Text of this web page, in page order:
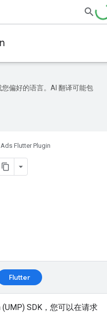
偏好的语言。AI 翻译可能包
Flutter Plugin
Flutter
SDK，您可以在请求